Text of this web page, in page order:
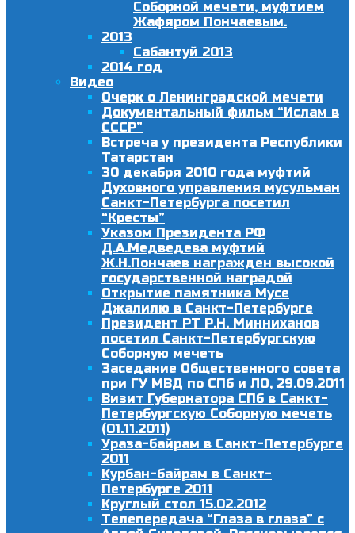
Соборной мечети, муфтием
Жафяром Пончаевым.
2013
Сабантуй 2013
2014 год
Видео
Очерк о Ленинградской мечети
Документальный фильм “Ислам в
СССР”
Встреча у президента Республики
Татарстан
30 декабря 2010 года муфтий
Духовного управления мусульман
Санкт-Петербурга посетил
“Кресты”
Указом Президента РФ
Д.А.Медведева муфтий
Ж.Н.Пончаев награжден высокой
государственной наградой
Открытие памятника Мусе
Джалилю в Санкт-Петербурге
Президент РТ Р.Н. Минниханов
посетил Санкт-Петербургскую
Соборную мечеть
Заседание Общественного совета
при ГУ МВД по СПб и ЛО, 29.09.2011
Визит Губернатора СПб в Санкт-
Петербургскую Соборную мечеть
(01.11.2011)
Ураза-байрам в Санкт-Петербурге
2011
Курбан-байрам в Санкт-
Петербурге 2011
Круглый стол 15.02.2012
Телепередача “Глаза в глаза” с